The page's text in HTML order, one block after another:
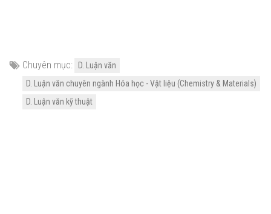
Chuyên mục:
D. Luận văn
D. Luận văn chuyên ngành Hóa học - Vật liệu (Chemistry & Materials)
D. Luận văn kỹ thuật